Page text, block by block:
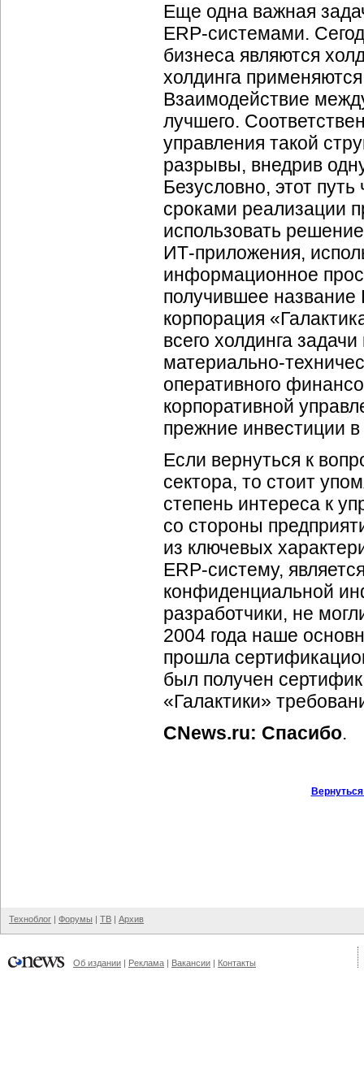
Еще одна важная
ERP-системами.
бизнеса являются
холдинга
Взаимодействие
лучшего.
управления такой
разрывы, внедрив
Безусловно, этот
сроками реализации
использовать
ИТ-приложения,
информационное
получившее название
корпорация
всего холдинга
материально-
оперативного
корпоративной
прежние инвестиции
Если вернуться к
сектора, то стоит
степень интереса к
со стороны
из ключевых
ERP-систему,
конфиденциальной
разработчики, не
2004 года наше
прошла
был получен
«Галактики»
CNews.ru: Спасибо.
Техноблог | Форумы | ТВ | Архив
Об издании | Реклама | Вакансии | Контакты